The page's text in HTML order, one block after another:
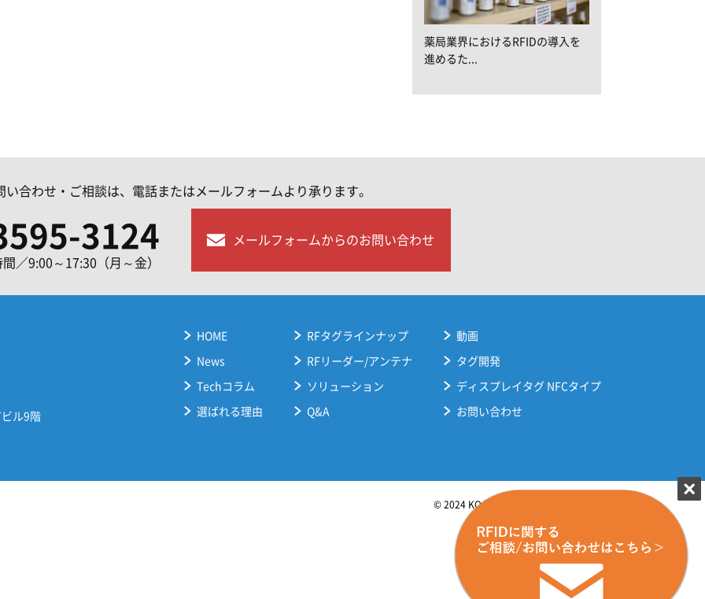
薬局業界におけるRFIDの導入を
進めるた...
い合わせ・ご相談は、電話またはメールフォームより承ります。
3124
／9:00～17:30（月～金）
メールフォームからのお問い合わせ
ル9階
HOME
News
Techコラム
選ばれる理由
RFタグラインナップ
RFリーダー/アンテナ
ソリューション
Q&A
動画
タグ開発
ディスプレイタグ NFCタイプ
お問い合わせ
© 2024 KOATSU GAS KOGYO CO., LTD.